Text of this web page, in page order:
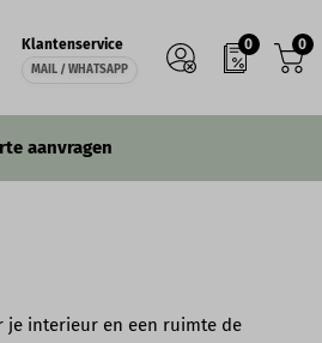
0
Klantenservice
MAIL / WHATSAPP
0
aanvragen
je interieur en een ruimte de